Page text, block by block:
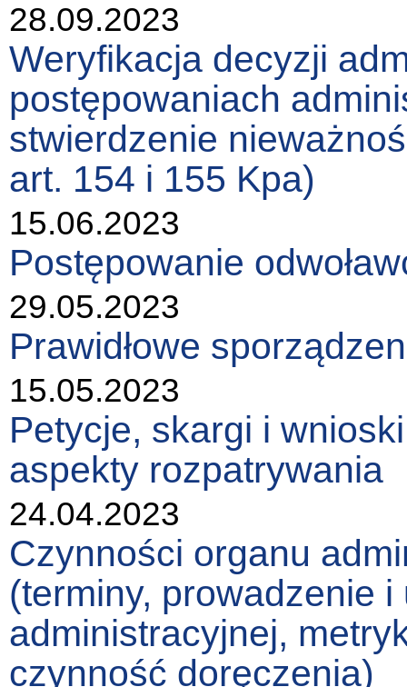
28.09.2023
Weryfikacja decyzji
postępowaniach
stwierdzenie
art. 154 i 155 Kpa)
15.06.2023
Postępowanie
29.05.2023
Prawidłowe
15.05.2023
Petycje, skargi i
aspekty rozpatrywania
24.04.2023
Czynności organu
(terminy, prowadzenie
administracyjnej,
czynność doręczenia)